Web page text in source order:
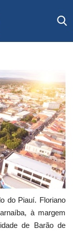
do Piauí. Floriano
à margem
de Barão de